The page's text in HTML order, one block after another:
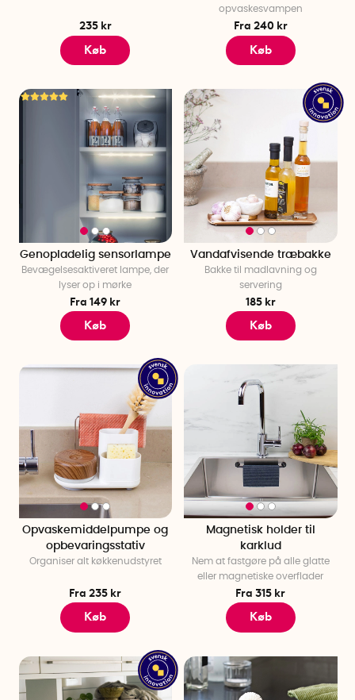
235 kr
Køb
opvaskesvampen
Fra 240 kr
Køb
Genopladelig sensorlampe
Bevægelsesaktiveret lampe, der
lyser op i mørke
Fra 149 kr
Køb
Vandafvisende træbakke
Bakke til madlavning og
servering
185 kr
Køb
Opvaskemiddelpumpe og
opbevaringsstativ
Organiser alt køkkenudstyret
Fra 235 kr
Køb
Magnetisk holder til
karklud
Nem at fastgøre på alle glatte
eller magnetiske overflader
Fra 315 kr
Køb